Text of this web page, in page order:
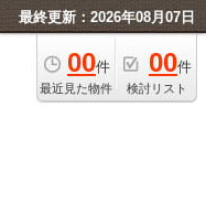
最終更新：2026年08月07日
00件
最近見た物件
00件
検討リスト